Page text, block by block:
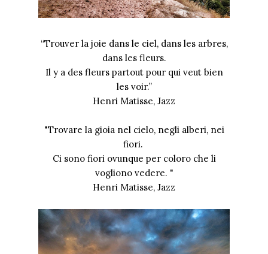
“Trouver la joie dans le ciel, dans les arbres,
dans les fleurs.
Il y a des fleurs partout pour qui veut bien
les voir.”
Henri Matisse, Jazz
"Trovare la gioia nel cielo, negli alberi, nei
fiori.
Ci sono fiori ovunque per coloro che li
vogliono vedere. "
Henri Matisse, Jazz